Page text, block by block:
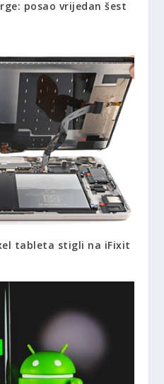
posao vrijedan šest
tableta stigli na iFixit